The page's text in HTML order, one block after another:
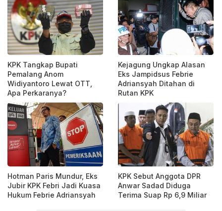
KPK Tangkap Bupati
Pemalang Anom
Widiyantoro Lewat OTT,
Apa Perkaranya?
Kejagung Ungkap Alasan
Eks Jampidsus Febrie
Adriansyah Ditahan di
Rutan KPK
Hotman Paris Mundur, Eks
Jubir KPK Febri Jadi Kuasa
Hukum Febrie Adriansyah
KPK Sebut Anggota DPR
Anwar Sadad Diduga
Terima Suap Rp 6,9 Miliar